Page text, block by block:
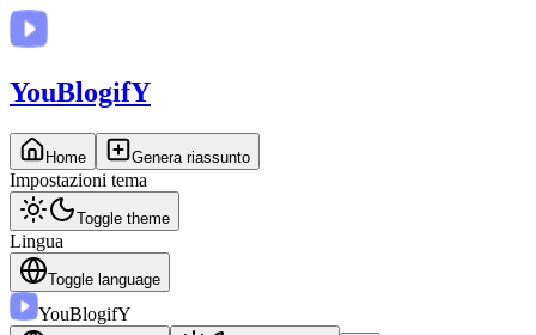
YouBlogifY
Home Genera riassunto
Impostazioni tema
Toggle theme
Lingua
Toggle language
YouBlogifY